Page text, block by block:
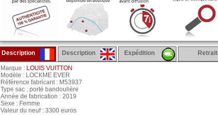
Description Description Expédition Retrait
Marque : LOUIS VUITTON
Modèle : LOCKME EVER
Référence fabricant : M53937
Type sac : porté bandoulière
Année de fabrication : 2019
Sexe : Femme
Valeur du neuf : 3300 euros